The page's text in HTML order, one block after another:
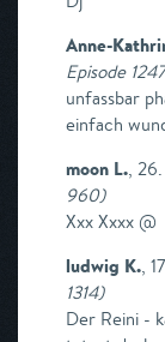
Anne-
Episode 1247
unfassbar
einfach
moon L.,
960)
Xxx Xxxx @
ludwig K.,
1314)
Der Reini -